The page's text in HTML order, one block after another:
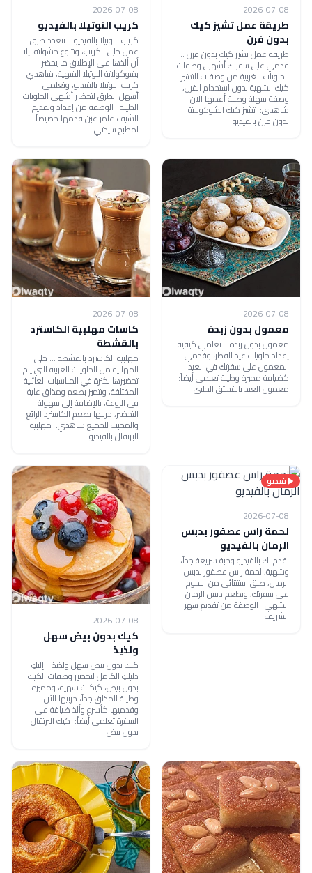
2026-07-08
طريقة عمل تشيز كيك
بدون فرن
طريقة عمل تشيز كيك بدون فرن ..
قدمي على سفرتك أشهى وصفات
الحلويات الغربية من وصفات التشيز
كيك الشهية بدون استخدام الفرن،
وصفة سهلة وطيبة أعديها الآن
شاهدي: تشيز كيك الشوكولاتة
بدون فرن بالفيديو
2026-07-08
كريب النوتيلا بالفيديو
كريب النوتيلا بالفيديو .. تتعدد طرق
عمل حلى الكريب، وتتنوع حشواته، إلا
أن ألذها على الإطلاق ما يحضر
بشوكولاتة النوتيلا الشهية، شاهدي
كريب النوتيلا بالفيديو، وتعلمي
أسهل الطرق لتحضير أشهى الحلويات
الطيبة الوصفة من إعداد وتقديم
الشيف عامر غبن قدمها خصيصاً
لمطبخ سيدتي
2026-07-08
معمول بدون زبدة
معمول بدون زبدة .. تعلمي كيفية
إعداد حلويات عيد الفطر، وقدمي
المعمول على سفرتك في العيد
كضيافة مميزة وطيبة تعلمي أيضاً:
معمول العيد بالفستق الحلبي
2026-07-08
كاسات مهلبية الكاسترد
بالقشطة
مهلبية الكاسترد بالقشطة ... حلى
المهلبية من الحلويات العربية التي يتم
تحضيرها بكثرة في المناسبات العائلية
المختلفة، وتتميز بطعم ومذاق غاية
في الروعة، بالإضافة إلى سهولة
التحضير، جربيها بطعم الكاسترد الرائع
والمحبب للجميع شاهدي: مهلبية
البرتقال بالفيديو
فيديو
2026-07-08
لحمة راس عصفور بدبس
الرمان بالفيديو
نقدم لك بالفيديو وجبة سريعة جداً،
وشهية، لحمة راس عصفور بدبس
الرمان، طبق استثنائي من اللحوم
على سفرتك، وبطعم دبس الرمان
الشهي الوصفة من تقديم سهر
الشريف 2026-07-08
كيك بدون بيض سهل
ولذيذ
كيك بدون بيض سهل ولذيذ .. إليكِ
دليلكِ الكامل لتحضير وصفات الكيك
بدون بيض، كيكات شهية، ومميزة،
وطيبة المذاق جداً، جربيها الآن
وقدميها كأسرع وألذ ضيافة على
السفرة تعلمي أيضاً: كيك البرتقال
بدون بيض